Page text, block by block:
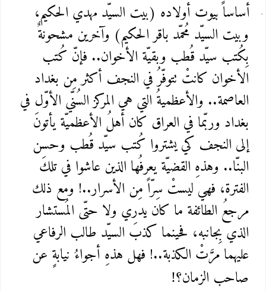
أساساً بيوت أولاده (بيت السيّد مهدي الحكيم،
وبيت السيّد مُحمّد باقر الحكيم) وآخرين مشحونةٌ
بِكُتب سيّد قُطب وبقيّة الأخوان.. فإنّ كُتب
الأخوان كانتْ تتوفّرُ في النجف أكثر مِن بغداد
العاصمة.. والأعظميةُ التي هي المركز السُنّي الأوّل في
بغداد وربّما في العراق كان أهلُ الأعظميّة يأتونَ
إلى النجف كي يشتروا كُتب سيّد قُطب وحسن
البنّا.. وهذهِ القضيّة يعرفُها الذين عاشوا في تلكَ
الفترة، فهي ليستْ سِرّاً مِن الأسرار..! ومع ذلك
مرجعُ الطائفة ما كان يدري ولا حتّى المُستشار
الذي بِجانبه، فحينما كذبَ السيّد طالب الرفاعي
عليهما مرَّتْ الكذبة..! فهل هذهِ أجواءُ نيابةٍ عن
صاحب الزمان؟!